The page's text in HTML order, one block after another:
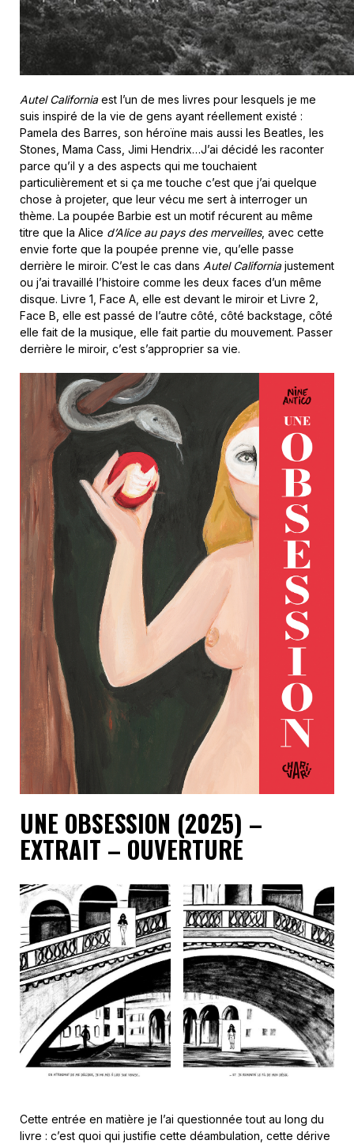
Autel Californiaest l’un de mes livres pour lesquels je me
suis inspiré de la vie de gens ayant réellement existé :
Pamela des Barres, son héroïne mais aussi les Beatles, les
Stones, Mama Cass, Jimi Hendrix…J’ai décidé les raconter
parce qu’il y a des aspects qui me touchaient
particulièrement et si ça me touche c’est que j’ai quelque
chose à projeter, que leur vécu me sert à interroger un
thème. La poupée Barbie est un motif récurent au même
titre que la Alice d’Alice au pays des merveilles, avec cette
envie forte que la poupée prenne vie, qu’elle passe
derrière le miroir. C’est le cas dans Autel Californiajustement
ou j’ai travaillé l’histoire comme les deux faces d’un même
disque. Livre 1, Face A, elle est devant le miroir et Livre 2,
Face B, elle est passé de l’autre côté, côté backstage, côté
elle fait de la musique, elle fait partie du mouvement. Passer
derrière le miroir, c’est s’approprier sa vie.
UNE OBSESSION (2025) –
EXTRAIT – OUVERTURE
Cette entrée en matière je l’ai questionnée tout au long du
livre : c’est quoi qui justifie cette déambulation, cette dérive